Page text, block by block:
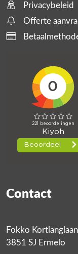
Privacybeleid
Offerte
Contact
Fokko
3851 SJ Ermelo